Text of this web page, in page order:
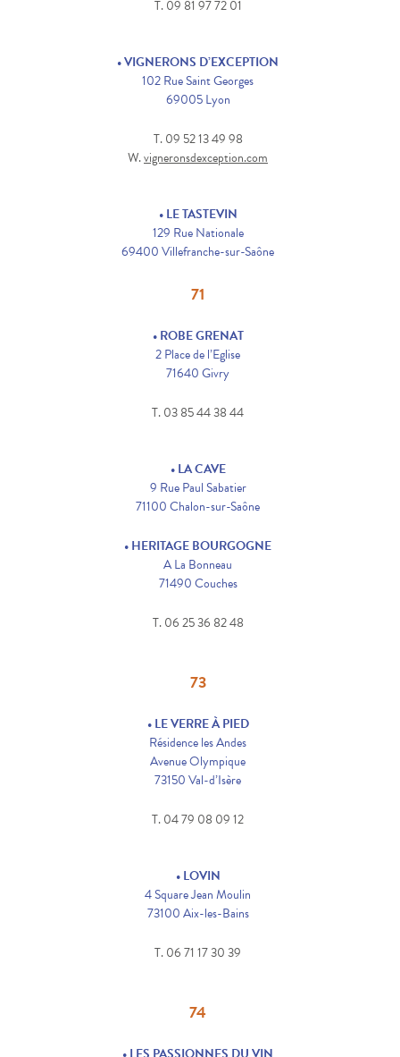
T. 09 81 97 72 01
• VIGNERONS D’EXCEPTION
102 Rue Saint Georges
69005 Lyon
T. 09 52 13 49 98
W.vigneronsdexception.com
• LE TASTEVIN
129 Rue Nationale
69400 Villefranche-sur-Saône
71
• ROBE GRENAT
2 Place de l’Eglise
71640 Givry
T. 03 85 44 38 44
• LA CAVE
9 Rue Paul Sabatier
71100 Chalon-sur-Saône
• HERITAGE BOURGOGNE
A La Bonneau
71490 Couches
T. 06 25 36 82 48
73
• LE VERRE À PIED
Résidence les Andes
Avenue Olympique
73150 Val-d’Isère
T. 04 79 08 09 12
• LOVIN
4 Square Jean Moulin
73100 Aix-les-Bains
T. 06 71 17 30 39
74